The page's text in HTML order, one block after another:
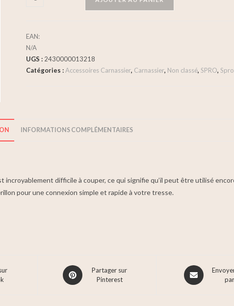
EAN:
N/A
UGS : 2430000013218
Catégories :Accessoires Carnassier, Carnassier, Non classé, SPRO, Spro
INFORMATIONS COMPLÉMENTAIRES
difficile à couper, ce qui signifie qu’il peut être utilisé
pour une connexion simple et rapide à votre tresse.
Partager sur
Pinterest